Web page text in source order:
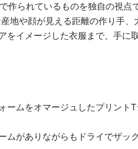
作られているものを独自の視
地や顔が見える距離の作り手
イメージした衣服まで、手に
ムをオマージュしたプリントT
がありながらもドライでザッ